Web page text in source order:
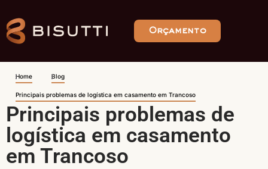
Orçamento
Home Blog
Principais problemas de logística em casamento em Trancoso
Principais problemas de
logística em casamento
em Trancoso